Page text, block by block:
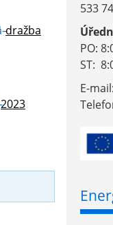
dražba
2023
533
PO:
ST:
E-mail: